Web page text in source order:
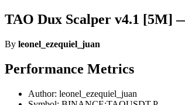
TAO Dux Scalper v4.1 [5M]
By leonel_ezequiel_juan
Performance Metrics
Author: leonel_ezequiel_juan